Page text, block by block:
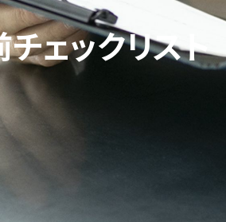
ェックリスト